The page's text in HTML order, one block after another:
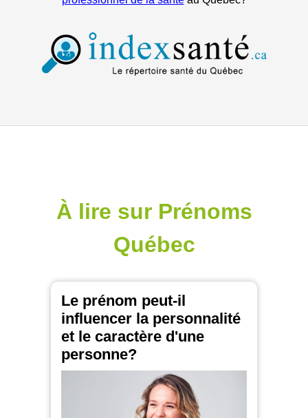
À lire sur Prénoms
Québec
Le prénom peut-il
influencer la personnalité
et le caractère d'une
personne?